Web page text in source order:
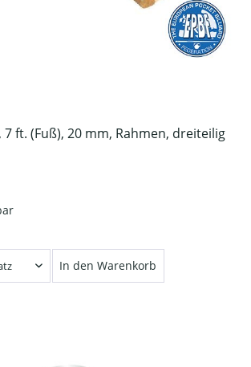
ft. (Fuß), 20 mm, Rahmen, dreiteilig
In den Warenkorb